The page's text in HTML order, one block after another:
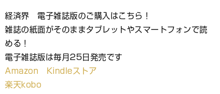
経済界 電子雑誌版のご購入はこちら！
雑誌の紙面がそのままタブレットやスマートフォンで読
める！
電子雑誌版は毎月25日発売です
Amazon Kindleストア
楽天kobo